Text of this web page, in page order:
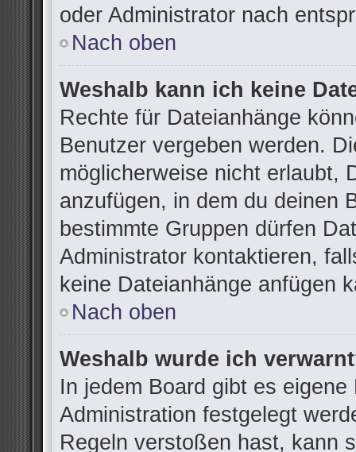
oder Administrator nach
Nach oben
Weshalb kann ich keine
Rechte für Dateianhänge
Benutzer vergeben werden.
möglicherweise nicht erlaubt,
anzufügen, in dem du deinen
bestimmte Gruppen dürfen
Administrator kontaktieren,
keine Dateianhänge anfügen
Nach oben
Weshalb wurde ich
In jedem Board gibt es
Administration festgelegt
Regeln verstoßen hast, kann